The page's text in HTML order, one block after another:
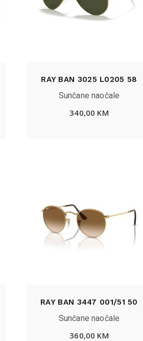
RAY BAN 3025 L0205 58
Sunčane naočale
340,00 KM
RAY BAN 3447 001/51 50
Sunčane naočale
360,00 KM